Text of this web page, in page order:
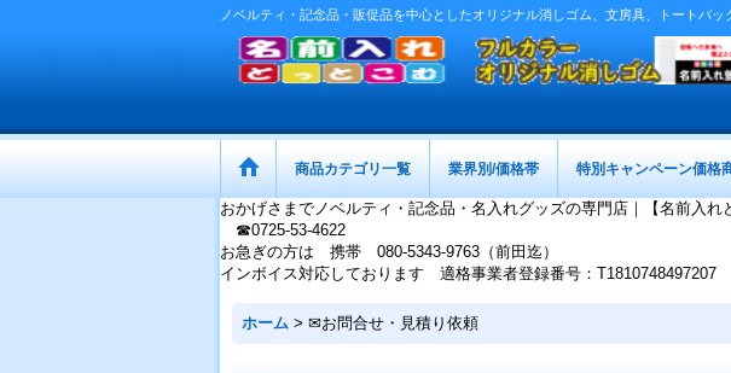
ノベルティ・記念品・販促品を中心としたオリジナル消しゴム、文房具、トートバ
商品カテゴリ一覧 業界別/価格帯 特別キャンペーン価格
おかげさまでノベルティ・記念品・名入れグッズの専門店｜【名前入れ
☎0725-53-4622
お急ぎの方は 携帯 080-5343-9763（前田迄）
インボイス対応しております 適格事業者登録番号：T1810748497207
ホーム > ✉お問合せ・見積り依頼